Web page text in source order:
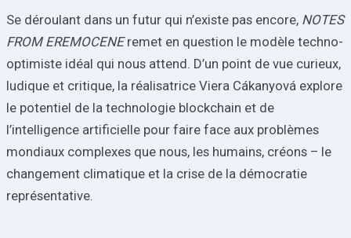
Se déroulant dans un futur qui n’existe pas encore, NOTES
FROM EREMOCENEremet en question le modèle techno-
optimiste idéal qui nous attend. D’un point de vue curieux,
ludique et critique, la réalisatrice Viera Cákanyová explore
le potentiel de la technologie blockchain et de
l’intelligence artificielle pour faire face aux problèmes
mondiaux complexes que nous, les humains, créons – le
changement climatique et la crise de la démocratie
représentative.